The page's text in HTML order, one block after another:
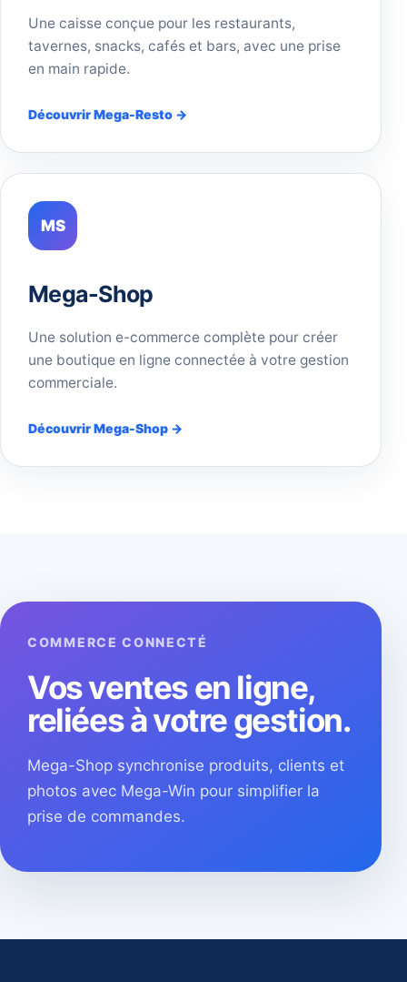
Une caisse conçue pour les restaurants,
tavernes, snacks, cafés et bars, avec une prise
en main rapide.
Découvrir Mega-Resto →
MS
Mega-Shop
Une solution e-commerce complète pour créer
une boutique en ligne connectée à votre gestion
commerciale.
Découvrir Mega-Shop →
COMMERCE CONNECTÉ
Vos ventes en ligne,
reliées à votre gestion.
Mega-Shop synchronise produits, clients et
photos avec Mega-Win pour simplifier la
prise de commandes.